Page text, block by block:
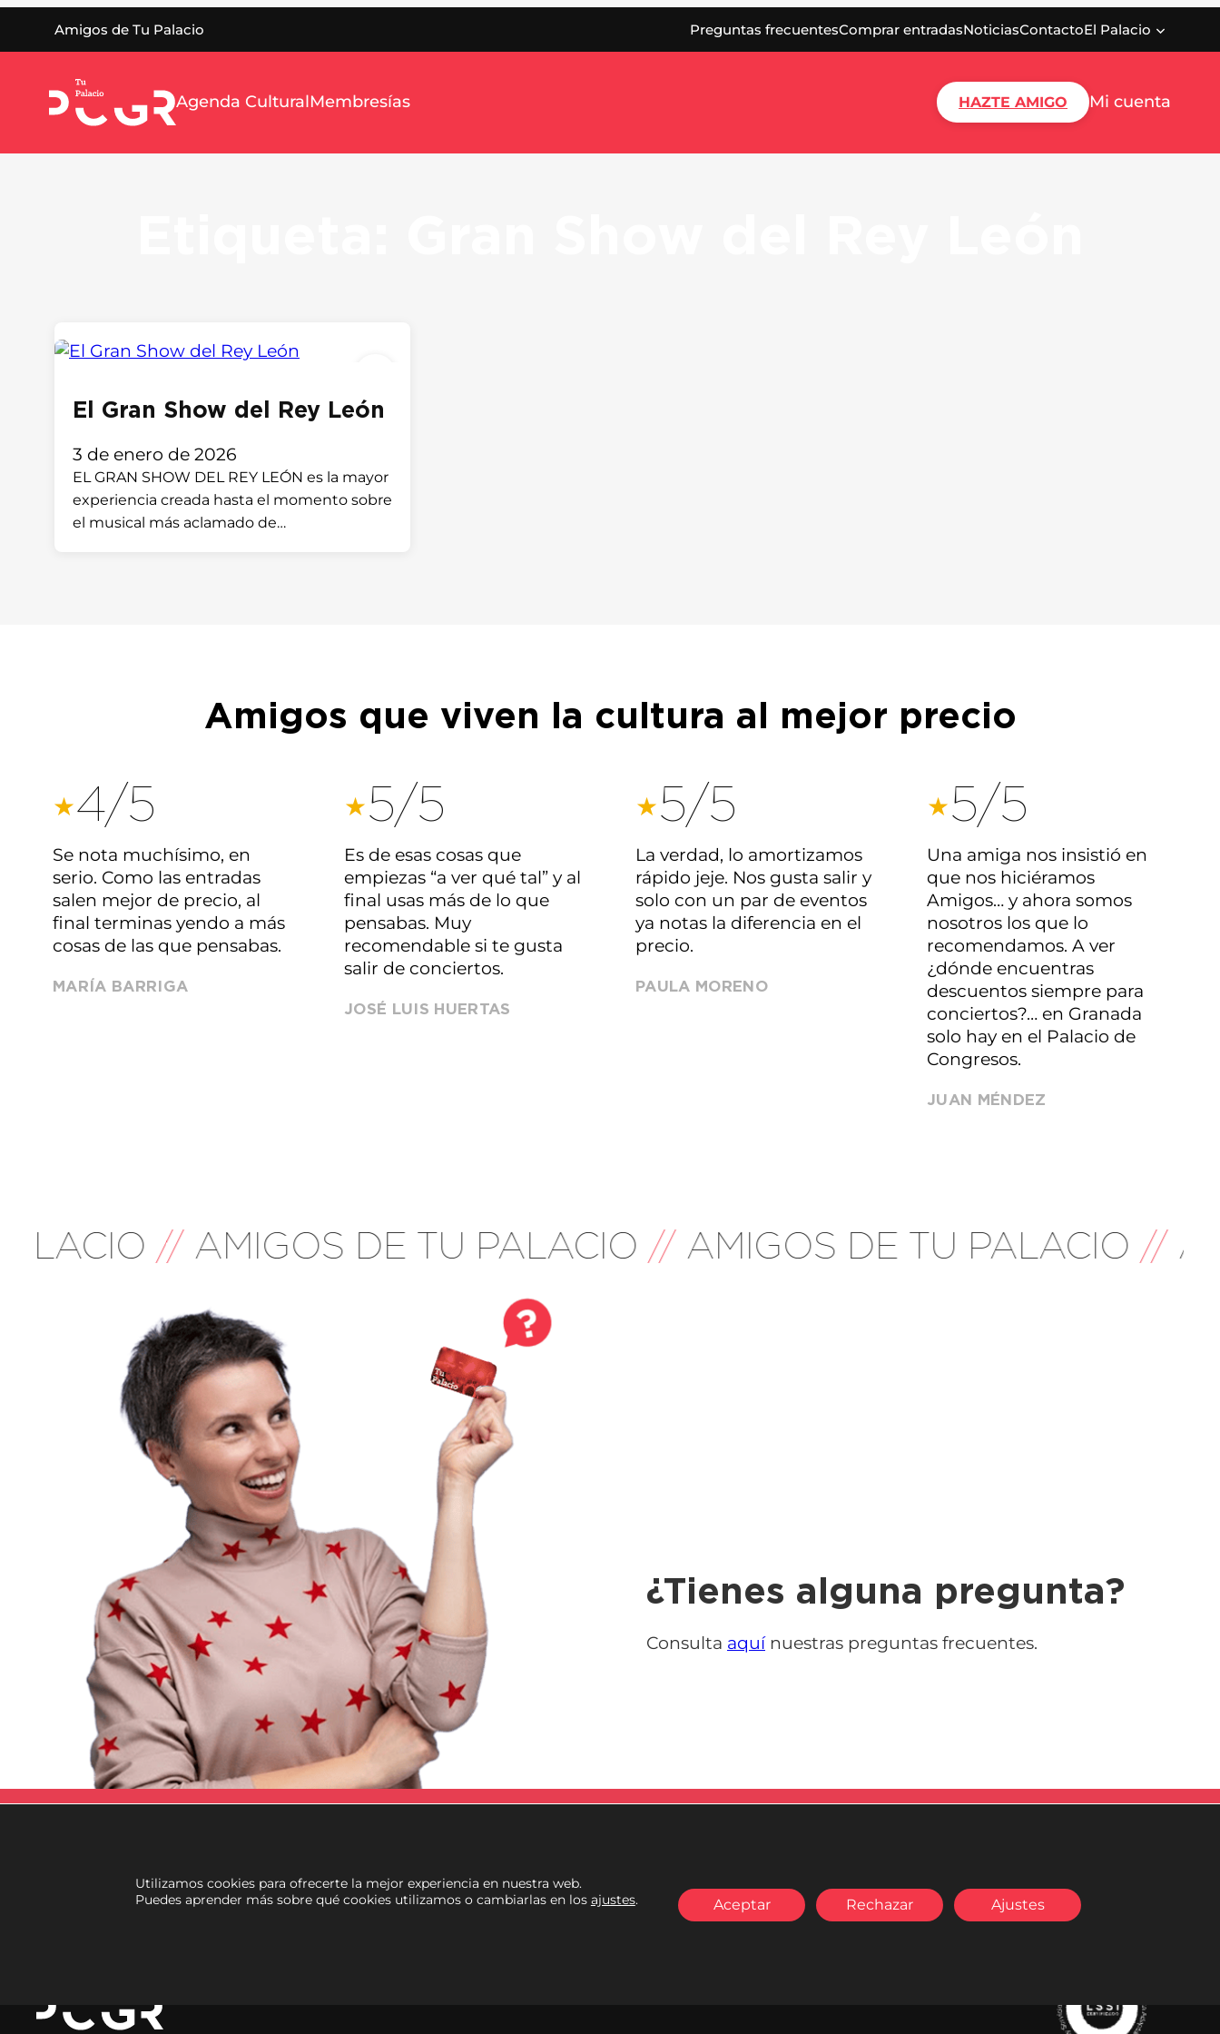
Amigos de Tu Palacio Preguntas frecuentesComprar entradasNoticiasContactoEl Palacio
Agenda CulturalMembresías HAZTE AMIGO Mi cuenta
El Gran Show del Rey León
3 de enero de 2026
EL GRAN SHOW DEL REY LEÓN es la mayor
experiencia creada hasta el momento sobre
el musical más aclamado de…
Amigos que viven la cultura al mejor precio
★4/5
Se nota muchísimo, en
serio. Como las entradas
salen mejor de precio, al
final terminas yendo a más
cosas de las que pensabas.
MARÍA BARRIGA
★5/5
Es de esas cosas que
empiezas “a ver qué tal” y al
final usas más de lo que
pensabas. Muy
recomendable si te gusta
salir de conciertos.
JOSÉ LUIS HUERTAS
★5/5
La verdad, lo amortizamos
rápido jeje. Nos gusta salir y
solo con un par de eventos
ya notas la diferencia en el
precio.
PAULA MORENO
★5/5
Una amiga nos insistió en
que nos hiciéramos
Amigos… y ahora somos
nosotros los que lo
recomendamos. A ver
¿dónde encuentras
descuentos siempre para
conciertos?… en Granada
solo hay en el Palacio de
Congresos.
JUAN MÉNDEZ
// AMIGOS DE TU PALACIO // AMIGOS DE TU PALACIO //
¿Tienes alguna pregunta?
Consulta aquínuestras preguntas frecuentes.
Utilizamos cookies para ofrecerte la mejor experiencia en nuestra web.
Puedes aprender más sobre qué cookies utilizamos o cambiarlas en los ajustes. Aceptar Rechazar Ajustes